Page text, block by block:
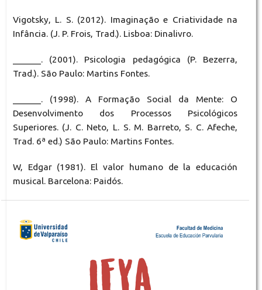
Vigotsky, L. S. (2012). Imaginação e Criatividade na
Infância. (J. P. Frois, Trad.). Lisboa: Dinalivro.
______. (2001). Psicologia pedagógica (P. Bezerra,
Trad.). São Paulo: Martins Fontes.
______. (1998). A Formação Social da Mente: O
Desenvolvimento dos Processos Psicológicos
Superiores. (J. C. Neto, L. S. M. Barreto, S. C. Afeche,
Trad. 6ª ed.) São Paulo: Martins Fontes.
W, Edgar (1981). El valor humano de la educación
musical. Barcelona: Paidós.